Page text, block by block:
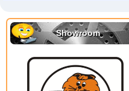
Showroom